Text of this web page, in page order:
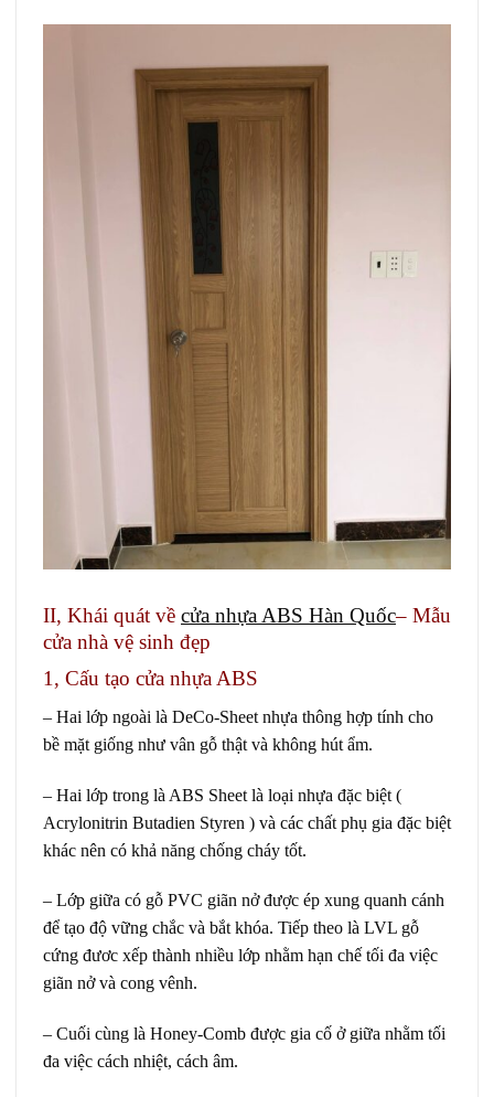
II, Khái quát về cửa nhựa ABS Hàn Quốc– Mẫu
cửa nhà vệ sinh đẹp
1, Cấu tạo cửa nhựa ABS
– Hai lớp ngoài là DeCo-Sheet nhựa thông hợp tính cho
bề mặt giống như vân gỗ thật và không hút ẩm.
– Hai lớp trong là ABS Sheet là loại nhựa đặc biệt (
Acrylonitrin Butadien Styren ) và các chất phụ gia đặc biệt
khác nên có khả năng chống cháy tốt.
– Lớp giữa có gỗ PVC giãn nở được ép xung quanh cánh
để tạo độ vững chắc và bắt khóa. Tiếp theo là LVL gỗ
cứng đươc xếp thành nhiều lớp nhằm hạn chế tối đa việc
giãn nở và cong vênh.
– Cuối cùng là Honey-Comb được gia cố ở giữa nhằm tối
đa việc cách nhiệt, cách âm.